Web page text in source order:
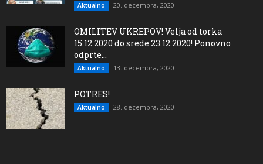
Aktualno 20. decembra, 2020
OMILITEV UKREPOV! Velja od torka
15.12.2020 do srede 23.12.2020! Ponovno
odprte...
Aktualno 13. decembra, 2020
POTRES!
Aktualno 28. decembra, 2020